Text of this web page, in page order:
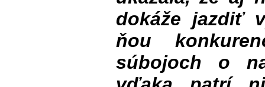
dokáže jazdiť
ňou
súbojoch o